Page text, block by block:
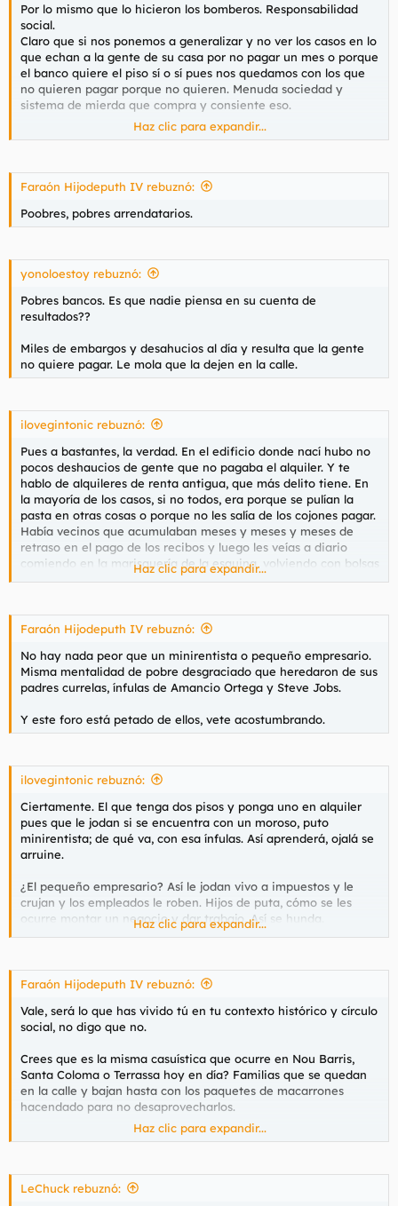
Por lo mismo que lo hicieron los bomberos. Responsabilidad
social.
Claro que si nos ponemos a generalizar y no ver los casos en lo
que echan a la gente de su casa por no pagar un mes o porque
el banco quiere el piso sí o sí pues nos quedamos con los que
no quieren pagar porque no quieren. Menuda sociedad y
sistema de mierda que compra y consiente eso.
Haz clic para expandir...
Faraón Hijodeputh IV rebuznó:
Poobres, pobres arrendatarios.
yonoloestoy rebuznó:
Pobres bancos. Es que nadie piensa en su cuenta de
resultados??
Miles de embargos y desahucios al día y resulta que la gente
no quiere pagar. Le mola que la dejen en la calle.
ilovegintonic rebuznó:
Pues a bastantes, la verdad. En el edificio donde nací hubo no
pocos deshaucios de gente que no pagaba el alquiler. Y te
hablo de alquileres de renta antigua, que más delito tiene. En
la mayoría de los casos, si no todos, era porque se pulían la
pasta en otras cosas o porque no les salía de los cojones pagar.
Había vecinos que acumulaban meses y meses y meses de
retraso en el pago de los recibos y luego les veías a diario
comiendo en la marisquería de la esquina, volviendo con bolsas
del Cortinglés cargadas de ropas y su puta madre. Esto,
centro que no paga este mes tampoco y a trabajar va en taxi".
Efectivamente, también los hay que es porque no pueden.
Pero la solución no puede ser, en ningún caso, que no haya
deshaucios. La solución en ningún caso puede ser que no se
te has metido y para el que se supone que has debido de dar
garantías y que la justicia mire para otro lado.
¿Responsabilidad social es no cumplir la ley? Menuda
subnormalidad.
de que el banco quiera el piso sí o sí y te eche de él es
simplemente mentira si te mantienes al corriente de los pagos,
como debe ser. Te digo lo que al de más arriba: no puede ser
que no te pase nada por no pagar el alquiler ni por no pagar la
mundo vives o a qué puto mundo aspiras.
Haz clic para expandir...
Faraón Hijodeputh IV rebuznó:
No hay nada peor que un minirentista o pequeño empresario.
Misma mentalidad de pobre desgraciado que heredaron de sus
padres currelas, ínfulas de Amancio Ortega y Steve Jobs.
Y este foro está petado de ellos, vete acostumbrando.
ilovegintonic rebuznó:
Ciertamente. El que tenga dos pisos y ponga uno en alquiler
pues que le jodan si se encuentra con un moroso, puto
minirentista; de qué va, con esa ínfulas. Así aprenderá, ojalá se
arruine.
¿El pequeño empresario? Así le jodan vivo a impuestos y le
crujan y los empleados le roben. Hijos de puta, cómo se les
ocurre montar un negocio y dar trabajo. Así se hunda.
a alquilar para que la gente viva o crear puestos de trabajo. Si
peor que hay, pequeños empresarios y minirrentistas.
Haz clic para expandir...
Faraón Hijodeputh IV rebuznó:
Vale, será lo que has vivido tú en tu contexto histórico y círculo
social, no digo que no.
Crees que es la misma casuística que ocurre en Nou Barris,
Santa Coloma o Terrassa hoy en día? Familias que se quedan
en la calle y bajan hasta con los paquetes de macarrones
hacendado para no desaprovecharlos.
En fin, qué puta vergüenza.
Haz clic para expandir...
LeChuck rebuznó: